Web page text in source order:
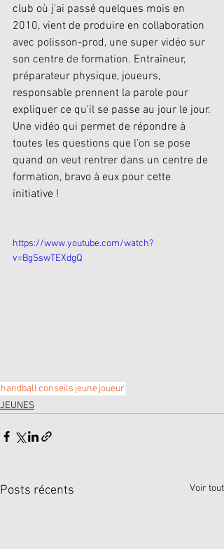
club où j'ai passé quelques mois en
2010, vient de produire en collaboration
avec polisson-prod, une super vidéo sur
son centre de formation. Entraîneur,
préparateur physique, joueurs,
responsable prennent la parole pour
expliquer ce qu'il se passe au jour le jour.
Une vidéo qui permet de répondre à
toutes les questions que l'on se pose
quand on veut rentrer dans un centre de
formation, bravo à eux pour cette
initiative !
https://www.youtube.com/watch?
v=BgSswTEXdgQ
handballconseils jeunejoueur
JEUNES
Posts récents Voir tout